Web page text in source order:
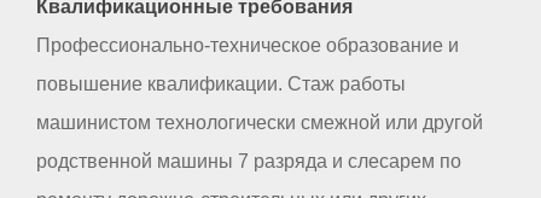
Квалификационные требования
Профессионально-техническое образование и
повышение квалификации. Стаж работы
машинистом технологически смежной или другой
родственной машины 7 разряда и слесарем по